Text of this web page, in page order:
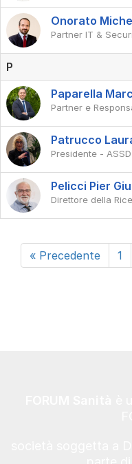
Onorato
Partner IT &
P
Paparella
Partner e
Patrucco
Presidente - ASSD
Pelicci Pier
Direttore della
« Precedente 1